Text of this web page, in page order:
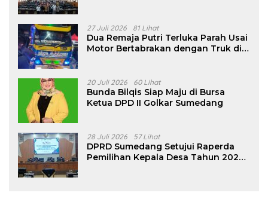
27 Juli 2026 81 Lihat
Dua Remaja Putri Terluka Parah Usai
Motor Bertabrakan dengan Truk di
20 Juli 2026 60 Lihat
Bunda Bilqis Siap Maju di Bursa
Ketua DPD II Golkar Sumedang
28 Juli 2026 57 Lihat
DPRD Sumedang Setujui Raperda
Pemilihan Kepala Desa Tahun 2026